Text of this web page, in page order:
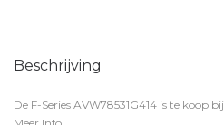
Beschrijving
De F-Series AVW78531G414 is te koop bij